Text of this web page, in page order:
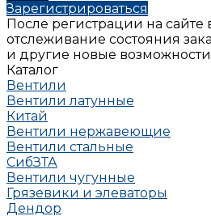
Зарегистрироваться
После регистрации на сайте
отслеживание состояния
и другие новые возможности
Каталог
Вентили
Вентили латунные
Китай
Вентили нержавеющие
Вентили стальные
СибЗТА
Вентили чугунные
Грязевики и элеваторы
Дендор